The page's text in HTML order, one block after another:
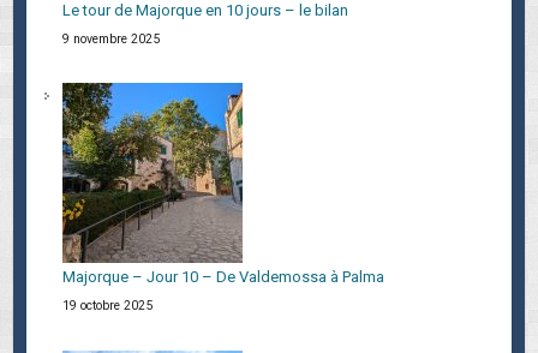
Le tour de Majorque en 10 jours – le bilan
9 novembre 2025
Majorque – Jour 10 – De Valdemossa à Palma
19 octobre 2025